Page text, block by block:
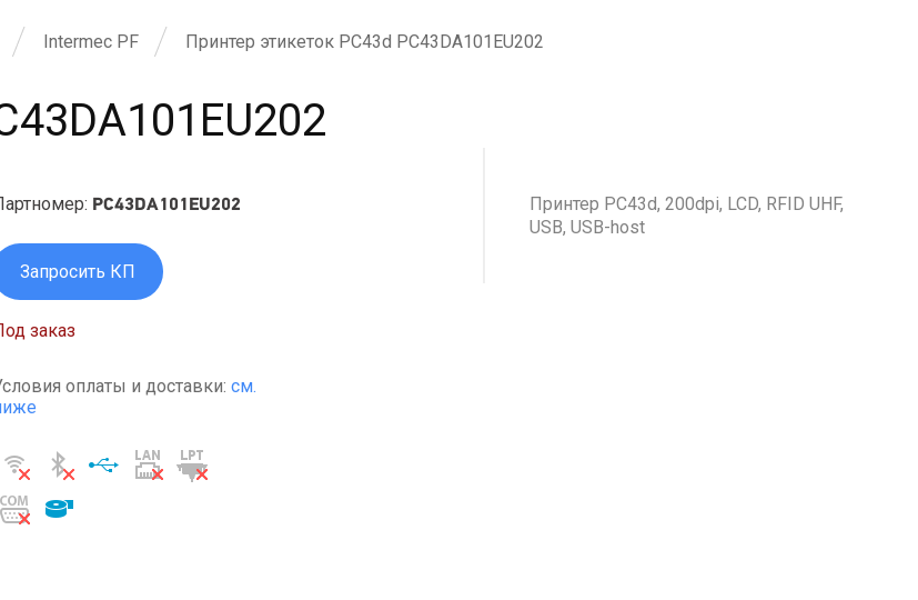
Intermec PF Принтер этикеток PС43d PC43DA101EU202
PC43DA101EU202
Запросить КП
заказ
оплаты и доставки: см.
Принтер PС43d, 200dpi, LCD, RFID UHF,
USB, USB-host